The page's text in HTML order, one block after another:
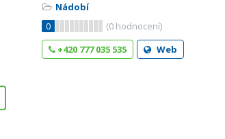
Nádobí
0
(0 hodnocení)
+420 777 035 535
Web